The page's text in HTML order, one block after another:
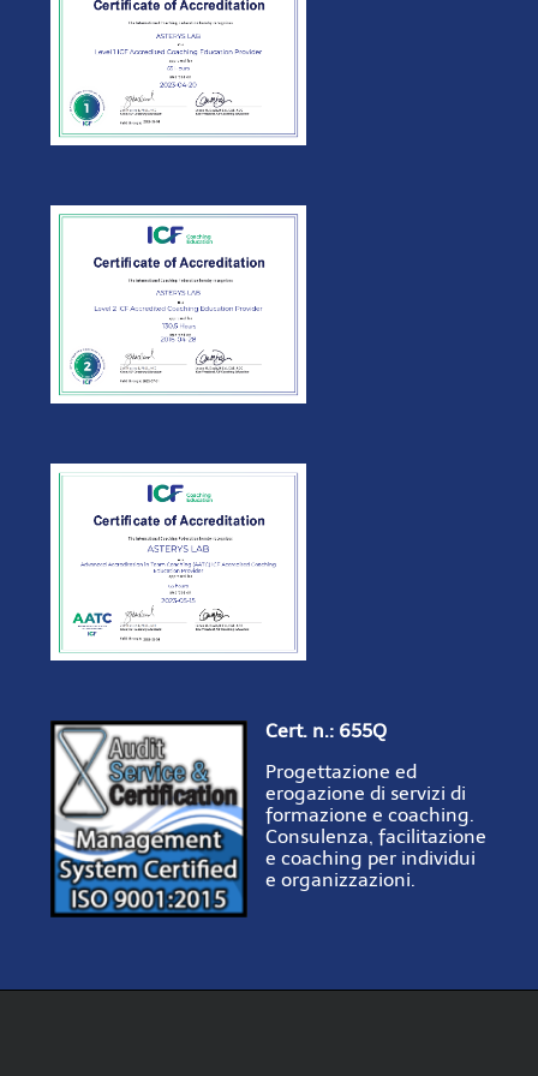
Cert. n.: 655Q
Progettazione ed
erogazione di servizi di
formazione e coaching.
Consulenza, facilitazione
e coaching per individui
e organizzazioni.